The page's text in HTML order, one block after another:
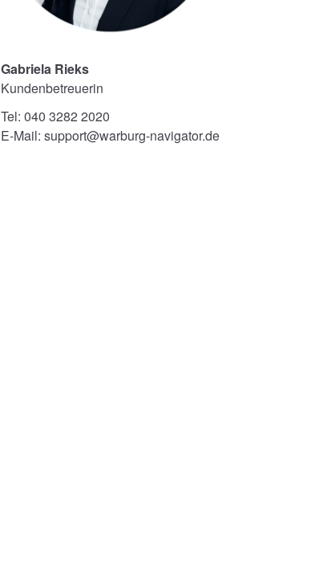
Gabriela Rieks
Kundenbetreuerin
Tel: 040 3282 2020
E-Mail: support@warburg-navigator.de